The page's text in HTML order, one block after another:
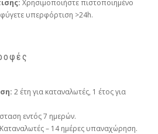
Χρησιμοποιήστε πιστοποιημένο
υπερφόρτιση >24h.
2 έτη για καταναλωτές, 1 έτος για
εντός 7 ημερών.
Καταναλωτές – 14 ημέρες υπαναχώρηση.